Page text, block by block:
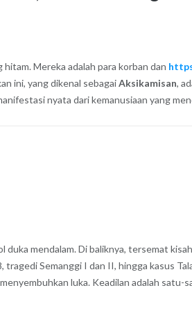
Mereka adalah para korban dan
ini, yang dikenal sebagaiAksikamisan,
nyata dari kemanusiaan yang
mendalam. Di baliknya, tersemat
Semanggi I dan II, hingga kasus
luka. Keadilan adalah satu-